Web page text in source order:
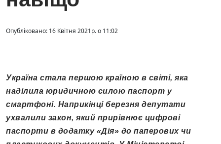
Опубліковано: 16 Квітня 2021р. о 11:02
Україна стала першою країною в світі, яка
наділила юридичною силою паспорт у
смартфоні. Наприкінці березня депутати
ухвалили закон, який прирівнює цифрові
паспорти в додатку «Дія» до паперових чи